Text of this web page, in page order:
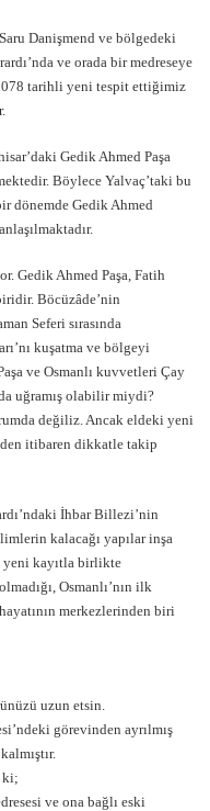
Danişmend ve bölgedeki
ve orada bir medreseye
tarihli yeni tespit ettiğimiz
Gedik Ahmed Paşa
Böylece Yalvaç’taki bu
dönemde Gedik Ahmed
Gedik Ahmed Paşa, Fatih
Böcüzâde’nin
Seferi sırasında
kuşatma ve bölgeyi
ve Osmanlı kuvvetleri Çay
uğramış olabilir miydi?
değiliz. Ancak eldeki yeni
itibaren dikkatle takip
İhbar Billezi’nin
kalacağı yapılar inşa
yeni kayıtla birlikte
Osmanlı’nın ilk
merkezlerinden biri
uzun etsin.
görevinden ayrılmış
ki;
ve ona bağlı eski